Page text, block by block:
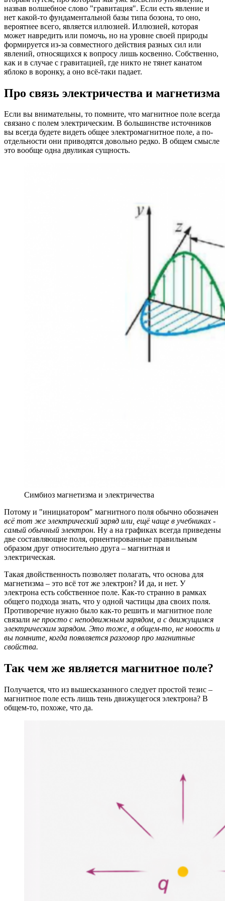
назвав волшебное слово "гравитация". Если есть явление и
нет какой-то фундаментальной базы типа бозона, то оно,
вероятнее всего, является иллюзией. Иллюзией, которая
может навредить или помочь, но на уровне своей природы
формируется из-за совместного действия разных сил или
явлений, относящихся к вопросу лишь косвенно. Собственно,
как и в случае с гравитацией, где никто не тянет канатом
яблоко в воронку, а оно всё-таки падает.
Про связь электричества и магнетизма
Если вы внимательны, то помните, что магнитное поле всегда
связано с полем электрическим. В большинстве источников
вы всегда будете видеть общее электромагнитное поле, а по-
отдельности они приводятся довольно редко. В общем смысле
это вообще одна двуликая сущность.
Симбиоз магнетизма и электричества
Потому и "инициатором" магнитного поля обычно обозначен
всё тот же электрический заряд или, ещё чаще в учебниках -
самый обычный электрон. Ну а на графиках всегда приведены
две составляющие поля, ориентированные правильным
образом друг относительно друга – магнитная и
электрическая.
Такая двойственность позволяет полагать, что основа для
магнетизма – это всё тот же электрон? И да, и нет. У
электрона есть собственное поле. Как-то странно в рамках
общего подхода знать, что у одной частицы два своих поля.
Противоречие нужно было как-то решить и магнитное поле
связали не просто с неподвижным зарядом, а с движущимся
электрическим зарядом. Это тоже, в общем-то, не новость и
вы помните, когда появляется разговор про магнитные
свойства.
Так чем же является магнитное поле?
Получается, что из вышесказанного следует простой тезис –
магнитное поле есть лишь тень движущегося электрона? В
общем-то, похоже, что да.